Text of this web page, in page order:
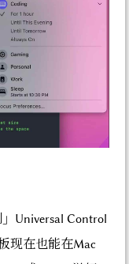
Universal Control
现在也能在Mac